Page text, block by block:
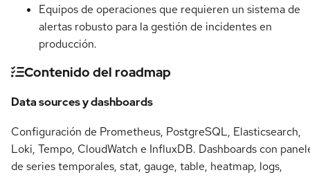
Equipos de operaciones que requieren un sistema de
alertas robusto para la gestión de incidentes en
producción.
Contenido del roadmap
Data sources y dashboards
Configuración de Prometheus, PostgreSQL, Elasticsearch,
Loki, Tempo, CloudWatch e InfluxDB. Dashboards con
de series temporales, stat, gauge, table, heatmap, logs,